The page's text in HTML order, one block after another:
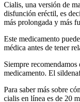
Cialis, una versión de
disfunción eréctil, es
más prolongada y más
Este medicamento
médica antes de tener
Siempre
medicamento. El
Para saber más sobre
cialis en línea es de 20